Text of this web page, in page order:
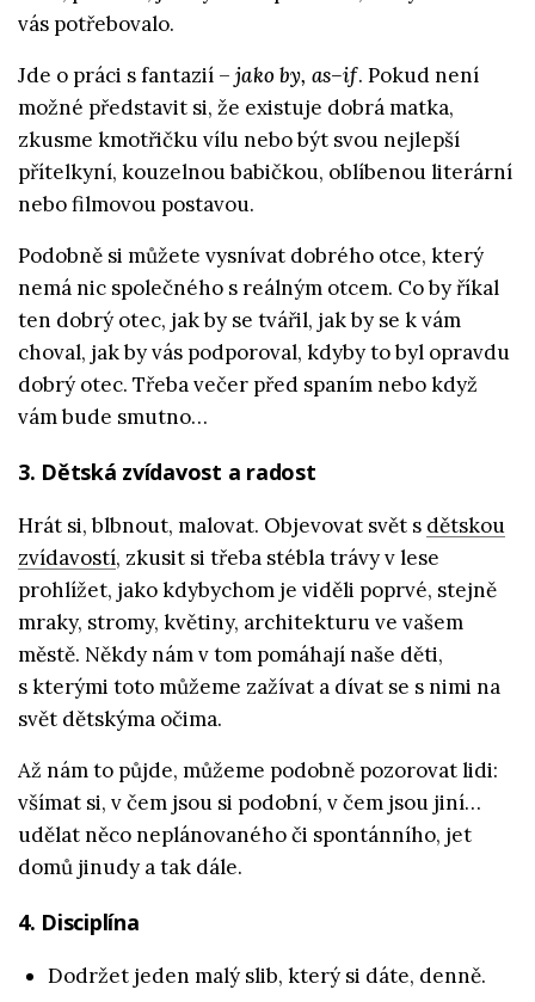
vás potřebovalo.
Jde o práci s fantazií – jako by, as–if. Pokud není
možné představit si, že existuje dobrá matka,
zkusme kmotřičku vílu nebo být svou nejlepší
přítelkyní, kouzelnou babičkou, oblíbenou literární
nebo filmovou postavou.
Podobně si můžete vysnívat dobrého otce, který
nemá nic společného s reálným otcem. Co by říkal
ten dobrý otec, jak by se tvářil, jak by se k vám
choval, jak by vás podporoval, kdyby to byl opravdu
dobrý otec. Třeba večer před spaním nebo když
vám bude smutno…
3. Dětská zvídavost a radost
Hrát si, blbnout, malovat. Objevovat svět s dětskou
zvídavostí, zkusit si třeba stébla trávy v lese
prohlížet, jako kdybychom je viděli poprvé, stejně
mraky, stromy, květiny, architekturu ve vašem
městě. Někdy nám v tom pomáhají naše děti,
s kterými toto můžeme zažívat a dívat se s nimi na
svět dětskýma očima.
Až nám to půjde, můžeme podobně pozorovat lidi:
všímat si, v čem jsou si podobní, v čem jsou jiní…
udělat něco neplánovaného či spontánního, jet
domů jinudy a tak dále.
4. Disciplína
Dodržet jeden malý slib, který si dáte, denně.